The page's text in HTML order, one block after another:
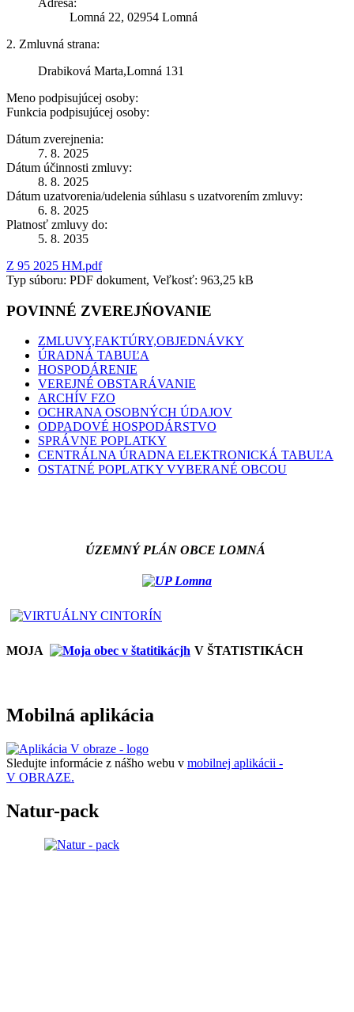
Lomná 22, 02954 Lomná
2. Zmluvná strana:
Drabiková Marta,Lomná 131
Meno podpisujúcej osoby:
Funkcia podpisujúcej osoby:
Dátum zverejnenia:
7. 8. 2025
Dátum účinnosti zmluvy:
8. 8. 2025
Dátum uzatvorenia/udelenia súhlasu s uzatvorením zmluvy:
6. 8. 2025
Platnosť zmluvy do:
5. 8. 2035
Z 95 2025 HM.pdf
Typ súboru: PDF dokument, Veľkosť: 963,25 kB
POVINNÉ ZVEREJŃOVANIE
ZMLUVY,FAKTÚRY,OBJEDNÁVKY
ÚRADNÁ TABUĽA
HOSPODÁRENIE
VEREJNÉ OBSTARÁVANIE
ARCHÍV FZO
OCHRANA OSOBNÝCH ÚDAJOV
ODPADOVÉ HOSPODÁRSTVO
SPRÁVNE POPLATKY
CENTRÁLNA ÚRADNA ELEKTRONICKÁ TABUĽA
OSTATNÉ POPLATKY VYBERANÉ OBCOU
ÚZEMNÝ PLÁN OBCE LOMNÁ
MOJA V ŠTATISTIKÁCH
Mobilná aplikácia
Sledujte informácie z nášho webu v mobilnej aplikácii -
V OBRAZE.
Natur-pack